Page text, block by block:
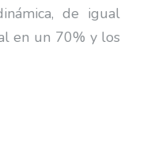
de igual
en un 70% y los